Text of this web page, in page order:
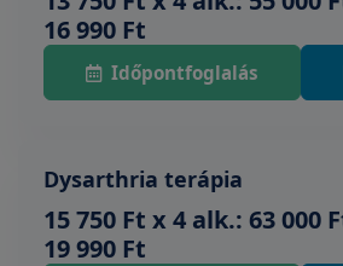
16 990 Ft
Időpontfoglalás
Dysarthria terápia
15 750 Ft x 4 alk.: 63 000
19 990 Ft